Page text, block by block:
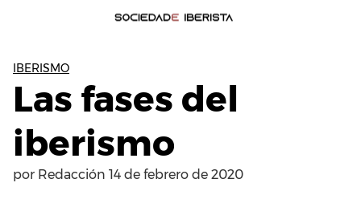
IBERISMO
Las fases del
iberismo
por Redacción 14 de febrero de 2020